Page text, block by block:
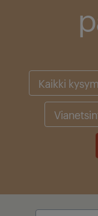
Kaikki